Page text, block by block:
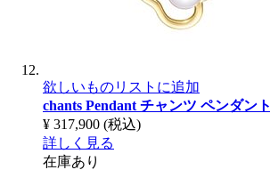
欲しいものリストに追加
chants Pendant チャンツ ペンダント
¥ 317,900 (税込)
詳しく見る
在庫あり